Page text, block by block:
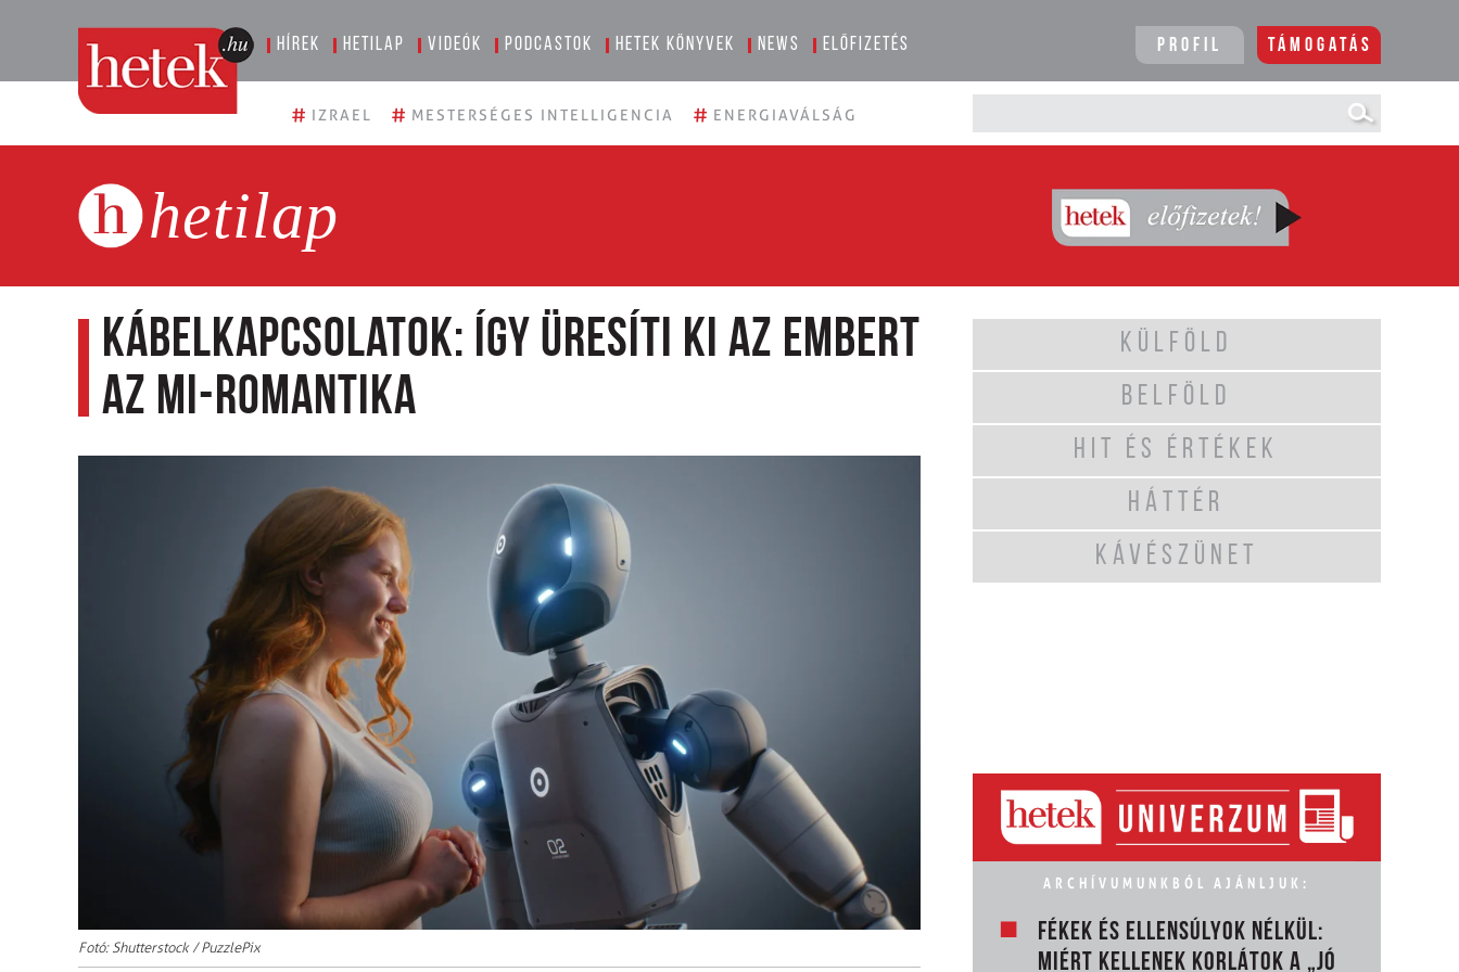
Hírek Hetilap Videók Podcastok Hetek könyvek News Előfizetés Profil Támogatás
# IZRAEL # MESTERSÉGES INTELLIGENCIA # ENERGIAVÁLSÁG
hetilap
Kábelkapcsolatok: Így üresíti ki az embert
az MI-romantika
Fotó: Shutterstock / PuzzlePix
KÜLFÖLD
BELFÖLD
HIT ÉS ÉRTÉKEK
HÁTTÉR
KÁVÉSZÜNET
ARCHÍVUMUNKBÓL AJÁNLJUK:
FÉKEK ÉS ELLENSÚLYOK NÉLKÜL:
MIÉRT KELLENEK KORLÁTOK A „JÓ